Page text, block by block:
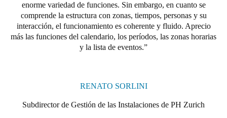
enorme variedad de funciones. Sin embargo, en cuanto se
comprende la estructura con zonas, tiempos, personas y su
interacción, el funcionamiento es coherente y fluido. Aprecio
más las funciones del calendario, los períodos, las zonas horarias
y la lista de eventos.
RENATO SORLINI
Subdirector de Gestión de las Instalaciones de PH Zurich